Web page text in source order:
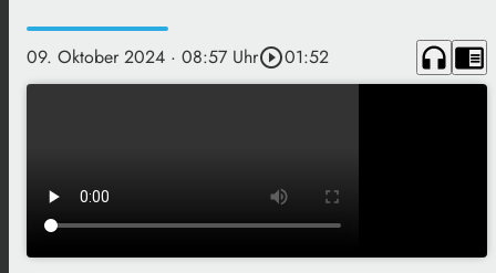
09. Oktober 2024 · 08:57 Uhrplay_circle_outline01:52 headphones chrome_reader_mode